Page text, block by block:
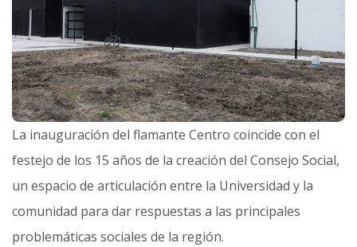
La inauguración del flamante Centro coincide con el
festejo de los 15 años de la creación del Consejo Social,
un espacio de articulación entre la Universidad y la
comunidad para dar respuestas a las principales
problemáticas sociales de la región.